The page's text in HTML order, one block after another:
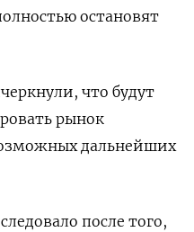
остановят
что будут
рынок
дальнейших
после того,